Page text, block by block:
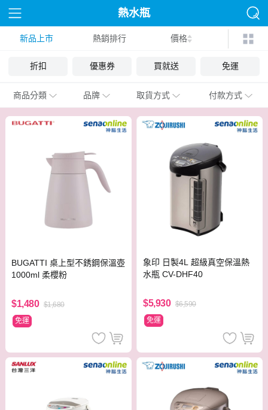
熱水瓶
新品上市 熱銷排行 價格
折扣 優惠券 買就送 免運
商品分類 品牌 取貨方式 付款方式
BUGATTI 桌上型不銹鋼保溫壺
1000ml 柔櫻粉
$1,480 $1,680
免運
象印 日製4L 超級真空保溫熱
水瓶 CV-DHF40
$5,930 $6,590
免運